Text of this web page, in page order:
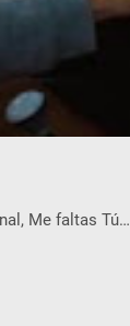
Me faltas Tú…